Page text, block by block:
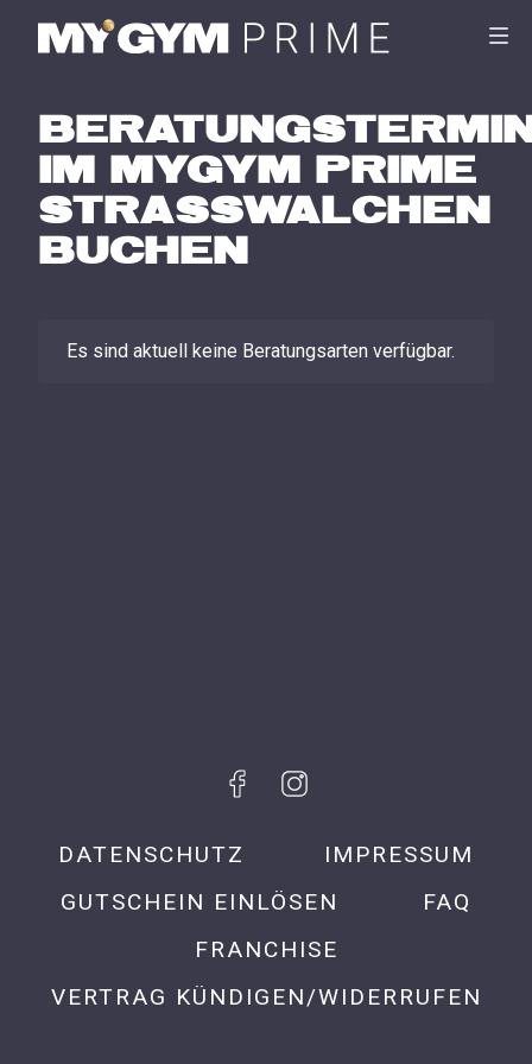
IM MYGYM PRIME
STRASSWALCHEN
BUCHEN
Es sind aktuell keine Beratungsarten verfügbar.
DATENSCHUTZ
IMPRESSUM
GUTSCHEIN EINLÖSEN
FAQ
FRANCHISE
VERTRAG KÜNDIGEN/WIDERRUFEN